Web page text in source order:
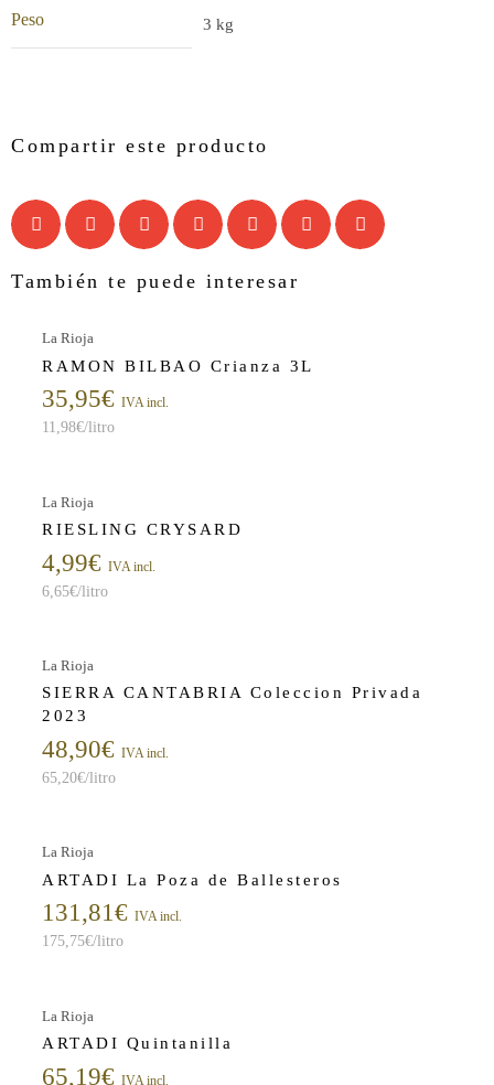
Peso 3 kg
Compartir este producto
También te puede interesar
La Rioja
RAMON BILBAO Crianza 3L
35,95€ IVA incl.
11,98€/litro
La Rioja
RIESLING CRYSARD
4,99€ IVA incl.
6,65€/litro
La Rioja
SIERRA CANTABRIA Coleccion Privada
2023
48,90€ IVA incl.
65,20€/litro
La Rioja
ARTADI La Poza de Ballesteros
131,81€ IVA incl.
175,75€/litro
La Rioja
ARTADI Quintanilla
65,19€ IVA incl.